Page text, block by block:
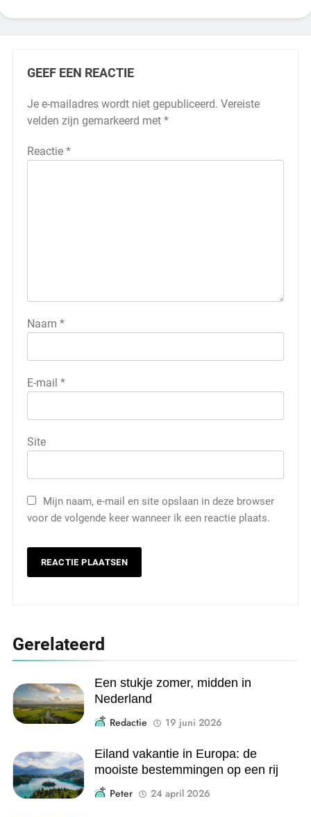
GEEF EEN REACTIE
Je e-mailadres wordt niet gepubliceerd. Vereiste
velden zijn gemarkeerd met *
Reactie *
Naam *
E-mail *
Site
Mijn naam, e-mail en site opslaan in deze browser
voor de volgende keer wanneer ik een reactie plaats.
Gerelateerd
Een stukje zomer, midden in
Nederland
Redactie
19 juni 2026
Eiland vakantie in Europa: de
mooiste bestemmingen op een rij
Peter
24 april 2026